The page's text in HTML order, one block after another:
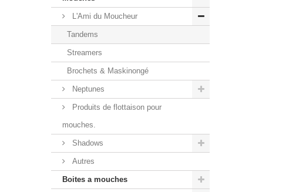
L'Ami du Moucheur
Tandems
Streamers
Brochets & Maskinongé
Neptunes
Produits de flottaison pour
mouches.
Shadows
Autres
Boites a mouches